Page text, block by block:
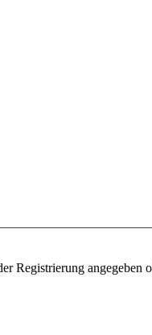
Registrierung angegeben